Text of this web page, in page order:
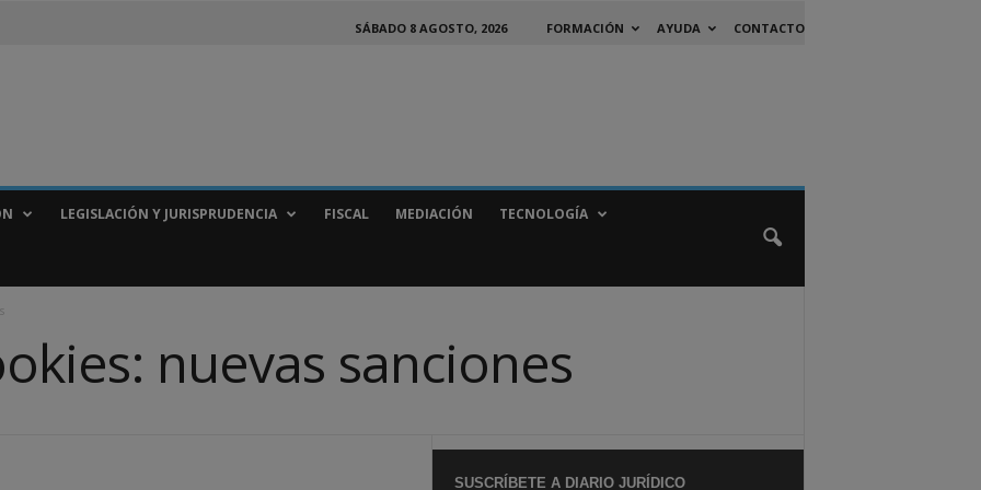
SÁBADO 8 AGOSTO, 2026 FORMACIÓN AYUDA CONTACTO
LEGISLACIÓN Y JURISPRUDENCIA FISCAL MEDIACIÓN TECNOLOGÍA
nuevas sanciones
SUSCRÍBETE A DIARIO JURÍDICO